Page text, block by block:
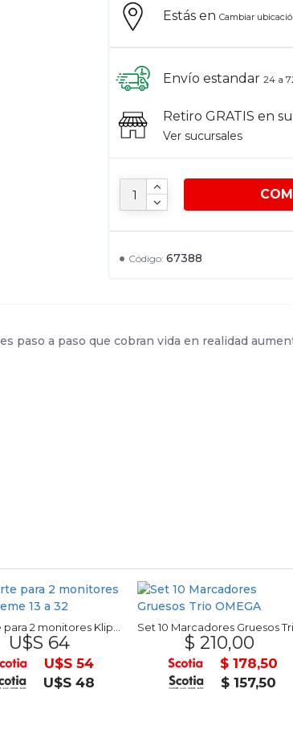
Código: 67388
Estás enCambiar
Envío estandar 24 a
Retiro GRATIS en
Ver sucursales
a paso que cobran vida en realidad
U$S 64
U$S 54
U$S 48
$ 210,00
$ 178,50
$ 157,50